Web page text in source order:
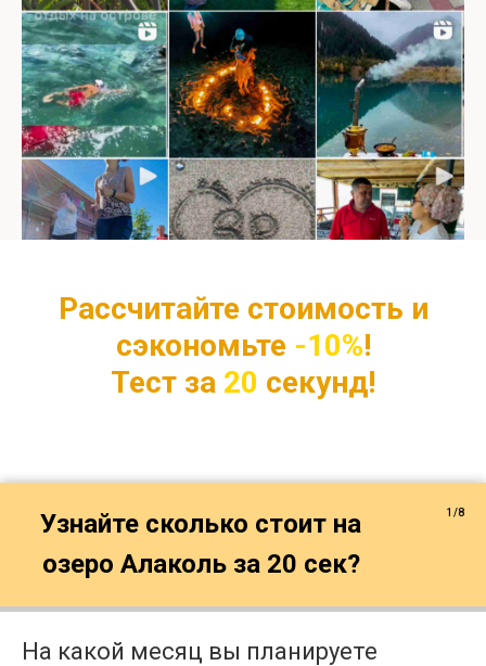
Рассчитайте стоимость и
сэкономьте -10%!
Тест за 20 секунд!
Узнайте сколько стоит на
озеро Алаколь за 20 сек?
1/8
На какой месяц вы планируете